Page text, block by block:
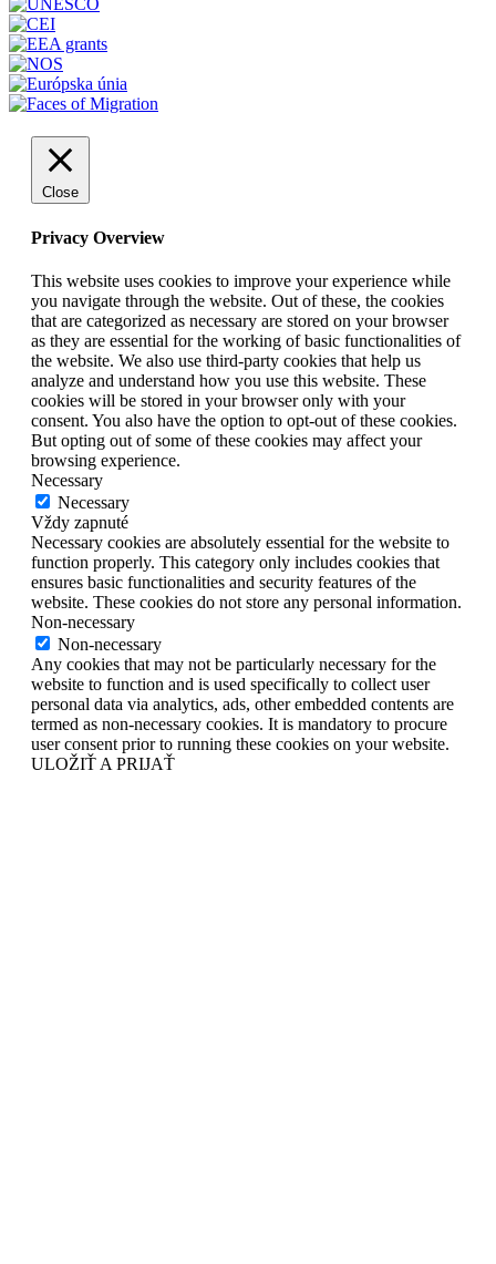
Close
Privacy Overview
This website uses cookies to improve your experience while
you navigate through the website. Out of these, the cookies
that are categorized as necessary are stored on your browser
as they are essential for the working of basic functionalities of
the website. We also use third-party cookies that help us
analyze and understand how you use this website. These
cookies will be stored in your browser only with your
consent. You also have the option to opt-out of these cookies.
But opting out of some of these cookies may affect your
browsing experience.
Necessary
Necessary
Vždy zapnuté
Necessary cookies are absolutely essential for the website to
function properly. This category only includes cookies that
ensures basic functionalities and security features of the
website. These cookies do not store any personal information.
Non-necessary
Non-necessary
Any cookies that may not be particularly necessary for the
website to function and is used specifically to collect user
personal data via analytics, ads, other embedded contents are
termed as non-necessary cookies. It is mandatory to procure
user consent prior to running these cookies on your website.
ULOŽIŤ A PRIJAŤ